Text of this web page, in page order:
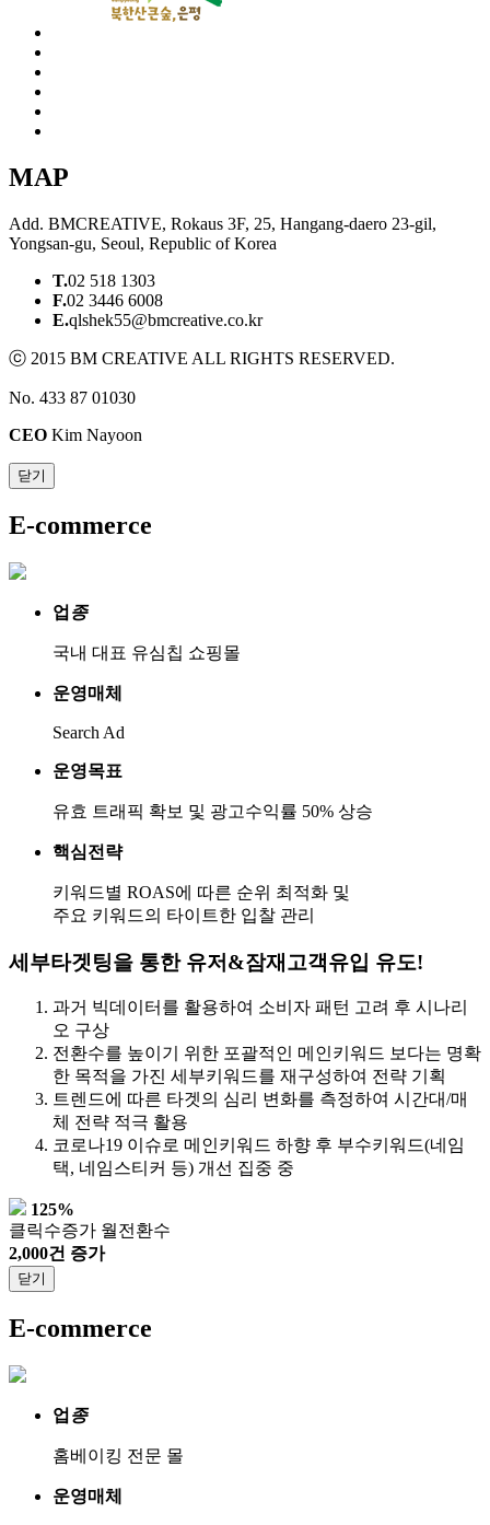
MAP
Add. BMCREATIVE, Rokaus 3F, 25, Hangang-daero 23-gil,
Yongsan-gu, Seoul, Republic of Korea
T.02 518 1303
F.02 3446 6008
E.qlshek55@bmcreative.co.kr
ⓒ 2015 BM CREATIVE ALL RIGHTS RESERVED.
No. 433 87 01030
CEO Kim Nayoon
닫기
E-commerce
업 종
국내 대표 유심칩 쇼핑몰
운영매체
Search Ad
운영목표
유효 트래픽 확보 및 광고수익률 50% 상승
핵심전략
키워드별 ROAS에 따른 순위 최적화 및
주요 키워드의 타이트한 입찰 관리
세부타겟팅을 통한 유저&잠재고객유입 유도!
과거 빅데이터를 활용하여 소비자 패턴 고려 후 시나리
오 구상
전환수를 높이기 위한 포괄적인 메인키워드 보다는 명확
한 목적을 가진 세부키워드를 재구성하여 전략 기획
트렌드에 따른 타겟의 심리 변화를 측정하여 시간대/매
체 전략 적극 활용
코로나19 이슈로 메인키워드 하향 후 부수키워드(네임
택, 네임스티커 등) 개선 집중 중
125%
클릭수증가 월전환수
2,000건 증가
닫기
E-commerce
업 종
홈베이킹 전문 몰
운영매체